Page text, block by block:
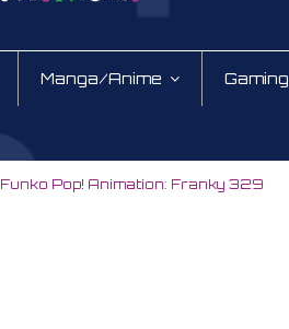
Manga/Anime Gaming
Funko Pop! Animation: Franky 329